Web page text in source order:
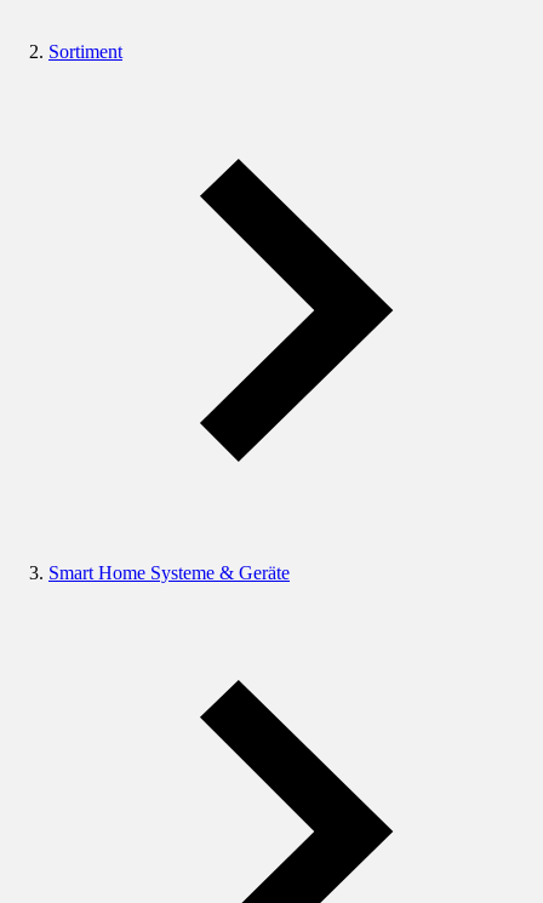
Sortiment
Smart Home Systeme & Geräte